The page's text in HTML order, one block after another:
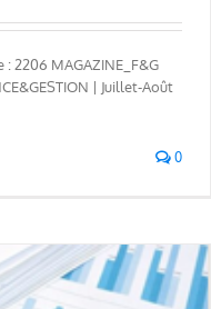
2206 MAGAZINE_F&G
| Juillet-Août
0